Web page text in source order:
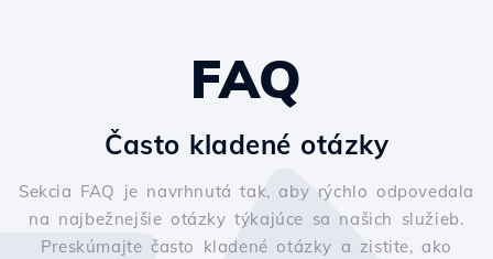
FAQ
Často kladené otázky
Sekcia FAQ je navrhnutá tak, aby rýchlo odpovedala
na najbežnejšie otázky týkajúce sa našich služieb.
Preskúmajte často kladené otázky a zistite, ako